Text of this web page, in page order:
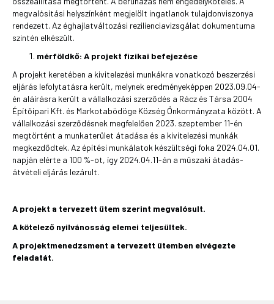
megvalósítási helyszínként megjelölt ingatlanok tulajdonviszonya
rendezett. Az éghajlatváltozási rezilienciavizsgálat dokumentuma
szintén elkészült.
mérföldkő: A projekt fizikai befejezése
A projekt keretében a kivitelezési munkákra vonatkozó beszerzési
eljárás lefolytatásra került, melynek eredményeképpen 2023.09.04-
én aláírásra került a vállalkozási szerződés a Rácz és Társa 2004
Építőipari Kft. és Markotabödöge Község Önkormányzata között. A
vállalkozási szerződésnek megfelelően 2023. szeptember 11-én
megtörtént a munkaterület átadása és a kivitelezési munkák
megkezdődtek. Az építési munkálatok készültségi foka 2024.04.01.
napján elérte a 100 %-ot, így 2024.04.11-án a műszaki átadás-
átvételi eljárás lezárult.
A projekt a tervezett ütem szerint megvalósult.
A kötelező nyilvánosság elemei teljesültek.
A projektmenedzsment a tervezett ütemben elvégezte
feladatát.